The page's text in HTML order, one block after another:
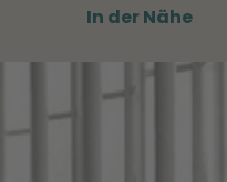
In der Nähe